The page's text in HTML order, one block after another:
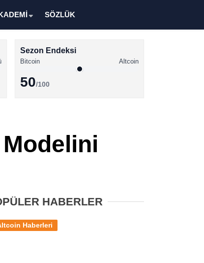
Altcoin Haberleri
XRP Haberleri
SÖZLÜK
Sezon Endeksi
Bitcoin Altcoin
50/100
Modelini
HABERLER
Haberleri